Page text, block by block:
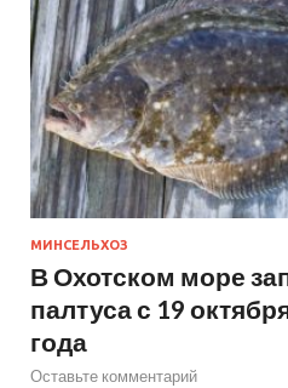
МИНСЕЛЬХОЗ
В Охотском море
палтуса с 19
года
Оставьте комментарий